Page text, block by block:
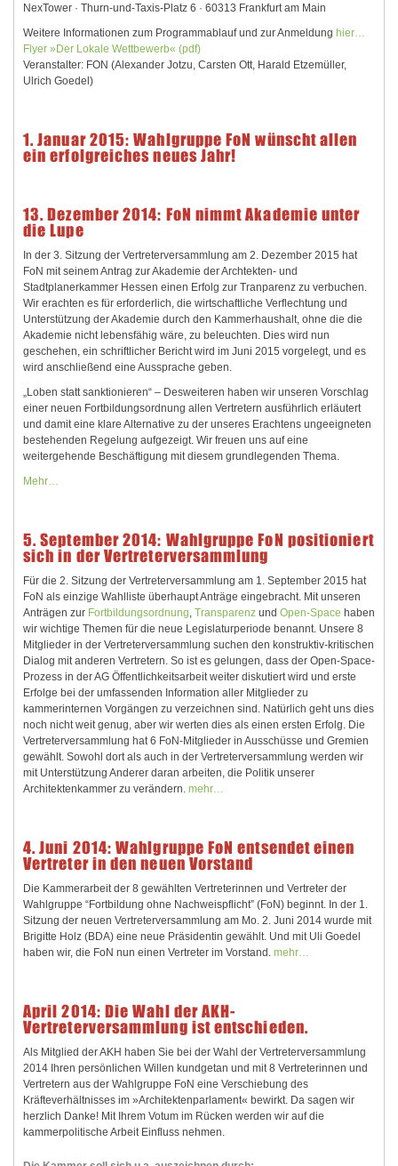
NexTower · Thurn-und-Taxis-Platz 6 · 60313 Frankfurt am Main
Weitere Informationen zum Programmablauf und zur Anmeldung hier…
Flyer »Der Lokale Wettbewerb« (pdf)
Veranstalter: FON (Alexander Jotzu, Carsten Ott, Harald Etzemüller,
Ulrich Goedel)
1. Januar 2015: Wahlgruppe FoN wünscht allen
ein erfolgreiches neues Jahr!
13. Dezember 2014: FoN nimmt Akademie unter
die Lupe
In der 3. Sitzung der Vertreterversammlung am 2. Dezember 2015 hat
FoN mit seinem Antrag zur Akademie der Archtekten- und
Stadtplanerkammer Hessen einen Erfolg zur Tranparenz zu verbuchen.
Wir erachten es für erforderlich, die wirtschaftliche Verflechtung und
Unterstützung der Akademie durch den Kammerhaushalt, ohne die die
Akademie nicht lebensfähig wäre, zu beleuchten. Dies wird nun
geschehen, ein schriftlicher Bericht wird im Juni 2015 vorgelegt, und es
wird anschließend eine Aussprache geben.
„Loben statt sanktionieren“ – Desweiteren haben wir unseren Vorschlag
einer neuen Fortbildungsordnung allen Vertretern ausführlich erläutert
und damit eine klare Alternative zu der unseres Erachtens ungeeigneten
bestehenden Regelung aufgezeigt. Wir freuen uns auf eine
weitergehende Beschäftigung mit diesem grundlegenden Thema.
Mehr…
5. September 2014: Wahlgruppe FoN positioniert
sich in der Vertreterversammlung
Für die 2. Sitzung der Vertreterversammlung am 1. September 2015 hat
FoN als einzige Wahlliste überhaupt Anträge eingebracht. Mit unseren
Anträgen zur Fortbildungsordnung, Transparenz und Open-Space haben
wir wichtige Themen für die neue Legislaturperiode benannt. Unsere 8
Mitglieder in der Vertreterversammlung suchen den konstruktiv-kritischen
Dialog mit anderen Vertretern. So ist es gelungen, dass der Open-Space-
Prozess in der AG Öffentlichkeitsarbeit weiter diskutiert wird und erste
Erfolge bei der umfassenden Information aller Mitglieder zu
kammerinternen Vorgängen zu verzeichnen sind. Natürlich geht uns dies
noch nicht weit genug, aber wir werten dies als einen ersten Erfolg. Die
Vertreterversammlung hat 6 FoN-Mitglieder in Ausschüsse und Gremien
gewählt. Sowohl dort als auch in der Vertreterversammlung werden wir
mit Unterstützung Anderer daran arbeiten, die Politik unserer
Architektenkammer zu verändern. mehr…
4. Juni 2014: Wahlgruppe FoN entsendet einen
Vertreter in den neuen Vorstand
Die Kammerarbeit der 8 gewählten Vertreterinnen und Vertreter der
Wahlgruppe “Fortbildung ohne Nachweispflicht” (FoN) beginnt. In der 1.
Sitzung der neuen Vertreterversammlung am Mo. 2. Juni 2014 wurde mit
Brigitte Holz (BDA) eine neue Präsidentin gewählt. Und mit Uli Goedel
haben wir, die FoN nun einen Vertreter im Vorstand. mehr…
April 2014: Die Wahl der AKH-
Vertreterversammlung ist entschieden.
Als Mitglied der AKH haben Sie bei der Wahl der Vertreterversammlung
2014 Ihren persönlichen Willen kundgetan und mit 8 Vertreterinnen und
Vertretern aus der Wahlgruppe FoN eine Verschiebung des
Kräfteverhältnisses im »Architektenparlament« bewirkt. Da sagen wir
herzlich Danke! Mit Ihrem Votum im Rücken werden wir auf die
kammerpolitische Arbeit Einfluss nehmen.